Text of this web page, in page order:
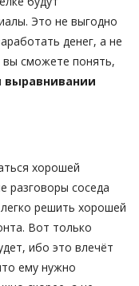
Это не выгодно
денег, а не
вы сможете понять,
выравнивании
хорошей
разговоры соседа
решить хорошей
Вот только
ибо это влечёт
ему нужно